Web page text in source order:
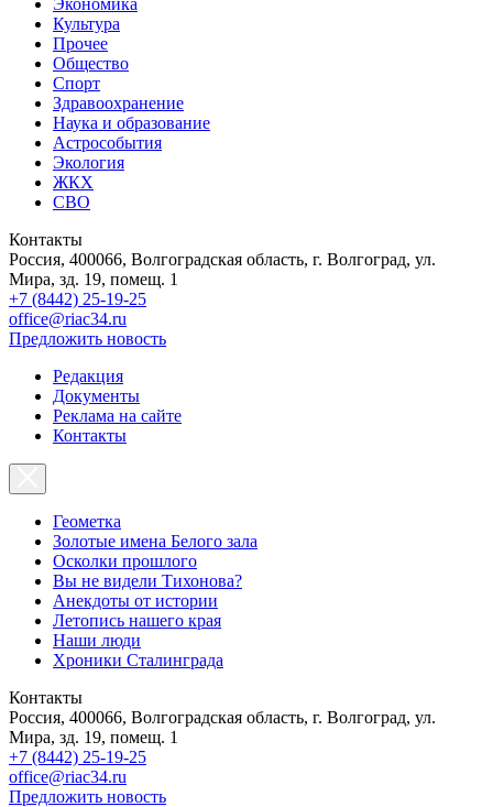
Культура
Прочее
Общество
Спорт
Здравоохранение
Наука и образование
Астрособытия
Экология
ЖКХ
СВО
Контакты
Россия, 400066, Волгоградская область, г. Волгоград, ул.
Мира, зд. 19, помещ. 1
+7 (8442) 25-19-25
office@riac34.ru
Предложить новость
Редакция
Документы
Реклама на сайте
Контакты
Геометка
Золотые имена Белого зала
Осколки прошлого
Вы не видели Тихонова?
Анекдоты от истории
Летопись нашего края
Наши люди
Хроники Сталинграда
Контакты
Россия, 400066, Волгоградская область, г. Волгоград, ул.
Мира, зд. 19, помещ. 1
+7 (8442) 25-19-25
office@riac34.ru
Предложить новость